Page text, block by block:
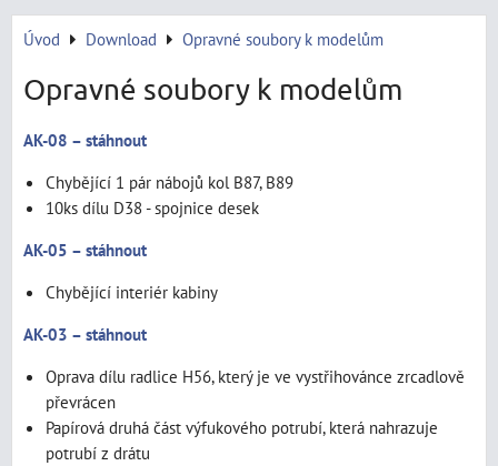
Úvod Download Opravné soubory k modelům
Opravné soubory k modelům
AK-08 – stáhnout
Chybějící 1 pár nábojů kol B87, B89
10ks dílu D38 - spojnice desek
AK-05 – stáhnout
Chybějící interiér kabiny
AK-03 – stáhnout
Oprava dílu radlice H56, který je ve vystřihovánce zrcadlově
převrácen
Papírová druhá část výfukového potrubí, která nahrazuje
potrubí z drátu